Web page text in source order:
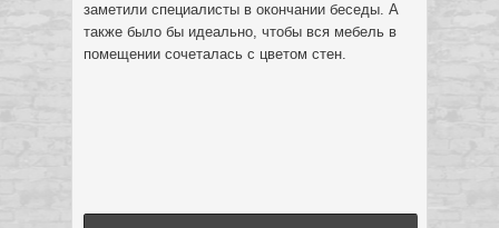
заметили специалисты в окончании беседы. А
также было бы идеально, чтобы вся мебель в
помещении сочеталась с цветом стен.